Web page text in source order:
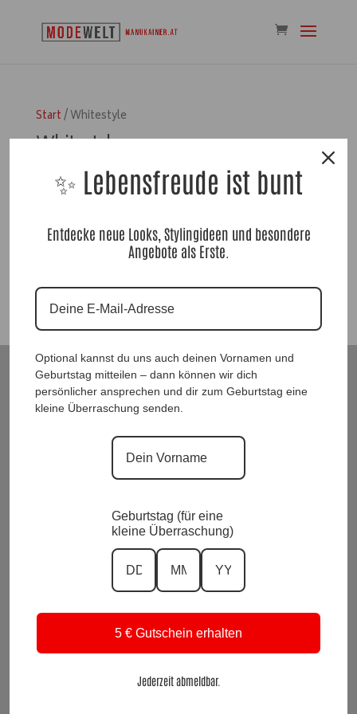
Start/ Whitestyle
Whitestyle
Es wurden keine Produkte
gefunden, die deiner Auswahl
Suchen
ModeWelt Manu* Kainer, Kusmanekstrasse 22, 8280 Fürstenfeld
Versand und Rückgabe
Impressum und Datenschutzerklärung
Allgemeine Geschäftsbedingungen
Wiederrufsbelehrung
KI-Transparenz
Alle Preise inkl. Mwst.
Vertrag widerrufen
Suchen
✨ Lebensfreude ist bunt
Entdecke neue Looks, Stylingideen und besondere
Angebote als Erste.
Optional kannst du uns auch deinen Vornamen und
Geburtstag mitteilen – dann können wir dich
persönlicher ansprechen und dir zum Geburtstag eine
kleine Überraschung senden.
Geburtstag (für eine
kleine Überraschung)
5 € Gutschein erhalten
Jederzeit abmeldbar.